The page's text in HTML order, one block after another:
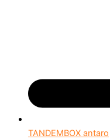
TANDEMBOX antaro